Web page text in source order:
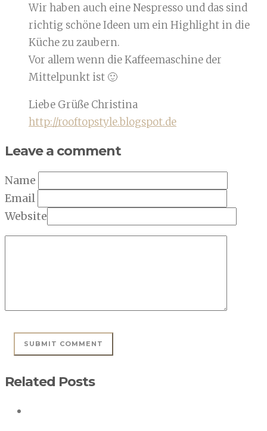
Wir haben auch eine Nespresso und das sind
richtig schöne Ideen um ein Highlight in die
Küche zu zaubern.
Vor allem wenn die Kaffeemaschine der
Mittelpunkt ist 🙂
Liebe Grüße Christina
http://rooftopstyle.blogspot.de
Leave a comment
Name
Email
Website
Related Posts